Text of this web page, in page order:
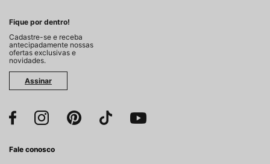
Fique por dentro!
Cadastre-se e receba
antecipadamente nossas
ofertas exclusivas e
novidades.
Assinar
Fale conosco